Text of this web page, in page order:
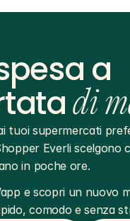
a
di
tuoi supermercati
Everli scelgono
in poche ore.
e scopri un nuovo
comodo e senza